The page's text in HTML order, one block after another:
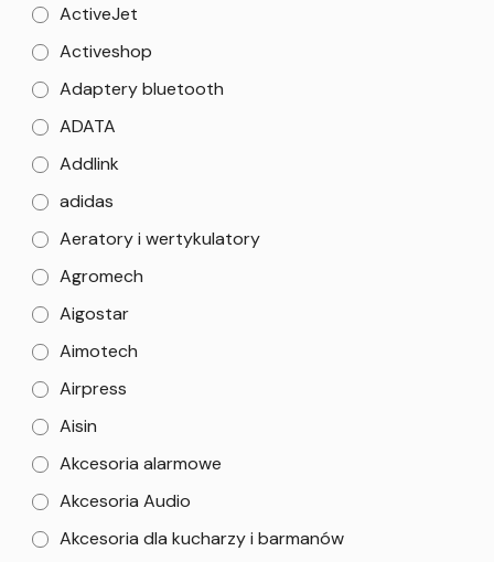
ActiveJet
Activeshop
Adaptery bluetooth
ADATA
Addlink
adidas
Aeratory i wertykulatory
Agromech
Aigostar
Aimotech
Airpress
Aisin
Akcesoria alarmowe
Akcesoria Audio
Akcesoria dla kucharzy i barmanów